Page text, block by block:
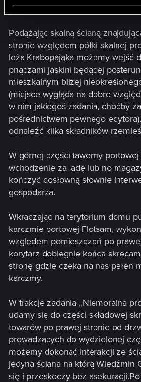
na Kordelas.
Podążając skalną ścianą
stronie względem półki skalnej
leża Krabopająka możemy wejść
pnączami jaskini będącej
mieszkalnym bliżej
(miejsce wygląda na dobre
w nim jakiegoś zadania, choćby za
pośrednictwem pewnego
odnaleźć kilka składników
W górnej części tawerny portowej
wchodzenie za ladę lub no
kończyć dosłowną słownie
gospodarza.
Wkraczając na terytorium domu
karczmie portowej Flotsam,
względem pomieszczeń po
korytarz dobiegnie końca
stronę gdzie czeka na nas pełen
karczmy.
W trakcje zadania ,,Niemoralna
udamy się do części składowej
towarów po prawej stronie od
prowadzących do wydzielonej
możemy dokonać interakcji ze
jedyna ściana na którą Wiedźmin
się i przeskoczy bez